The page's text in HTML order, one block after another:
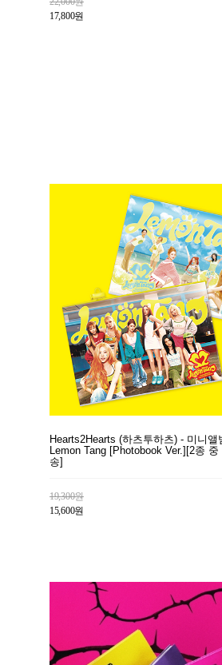
17,800원
Hearts2Hearts (하츠투하츠) - 미니앨
Lemon Tang [Photobook Ver.][2종
송]
19,300원
15,600원